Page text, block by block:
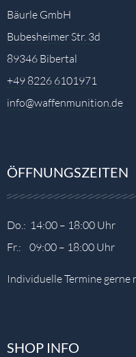
Bäurle GmbH
Bubesheimer Str. 3d
89346 Bibertal
+49 8226 6101971
info@waffenmunition.de
ÖFFNUNGSZEITEN
Do.: 14:00 – 18:00 Uhr
Fr.: 09:00 – 18:00 Uhr
Individuelle Termine gerne
SHOP INFO